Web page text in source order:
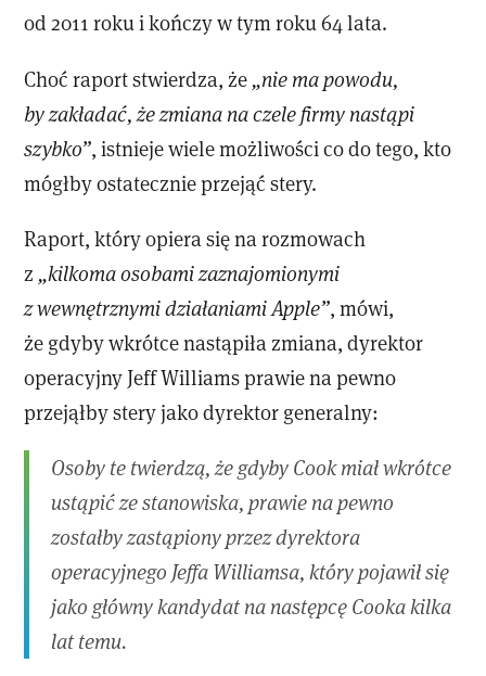
od 2011 roku i kończy w tym roku 64 lata.
Choć raport stwierdza, że „nie ma powodu,
by zakładać, że zmiana na czele firmy nastąpi
szybko”, istnieje wiele możliwości co do tego, kto
mógłby ostatecznie przejąć stery.
Raport, który opiera się na rozmowach
z „kilkoma osobami zaznajomionymi
z wewnętrznymi działaniami Apple”, mówi,
że gdyby wkrótce nastąpiła zmiana, dyrektor
operacyjny Jeff Williams prawie na pewno
przejąłby stery jako dyrektor generalny:
Osoby te twierdzą, że gdyby Cook miał wkrótce
ustąpić ze stanowiska, prawie na pewno
zostałby zastąpiony przez dyrektora
operacyjnego Jeffa Williamsa, który pojawił się
jako główny kandydat na następcę Cooka kilka
lat temu.